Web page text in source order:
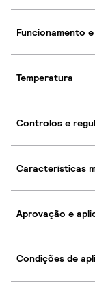
Funcionamento
Temperatura
Controlos e
Características
Aprovação e
Condições de